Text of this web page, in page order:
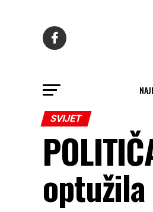
SVIJET
optužila